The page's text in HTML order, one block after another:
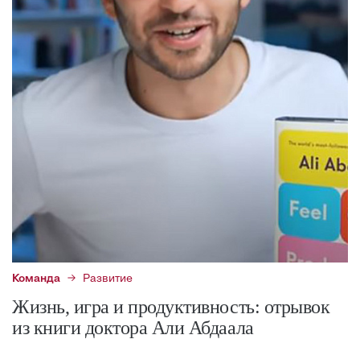
Команда Развитие
Жизнь, игра и продуктивность: отрывок
из книги доктора Али Абдаала